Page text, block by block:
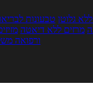
גלוטן טבעונות
מרזים ללא דיאטה
ורפואה